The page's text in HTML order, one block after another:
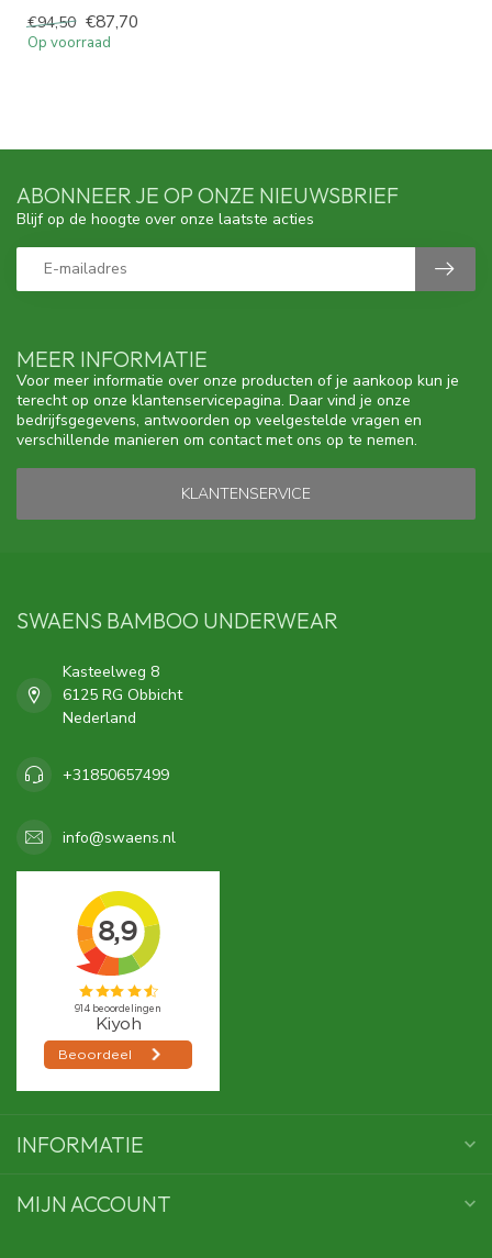
€94,50 €87,70
Op voorraad
MEER INFORMATIE
Voor meer informatie over onze producten of je aankoop kun je
terecht op onze klantenservicepagina. Daar vind je onze
bedrijfsgegevens, antwoorden op veelgestelde vragen en
verschillende manieren om contact met ons op te nemen.
KLANTENSERVICE
ABONNEER JE OP ONZE NIEUWSBRIEF
Blijf op de hoogte over onze laatste acties
SWAENS BAMBOO UNDERWEAR
Kasteelweg 8
6125 RG Obbicht
Nederland
+31850657499
info@swaens.nl
INFORMATIE
MIJN ACCOUNT